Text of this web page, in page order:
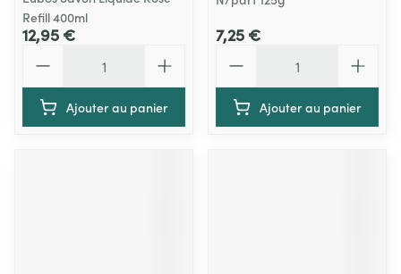
Refill 400ml
12,95 €
Ajouter au panier
7,25 €
Ajouter au panier